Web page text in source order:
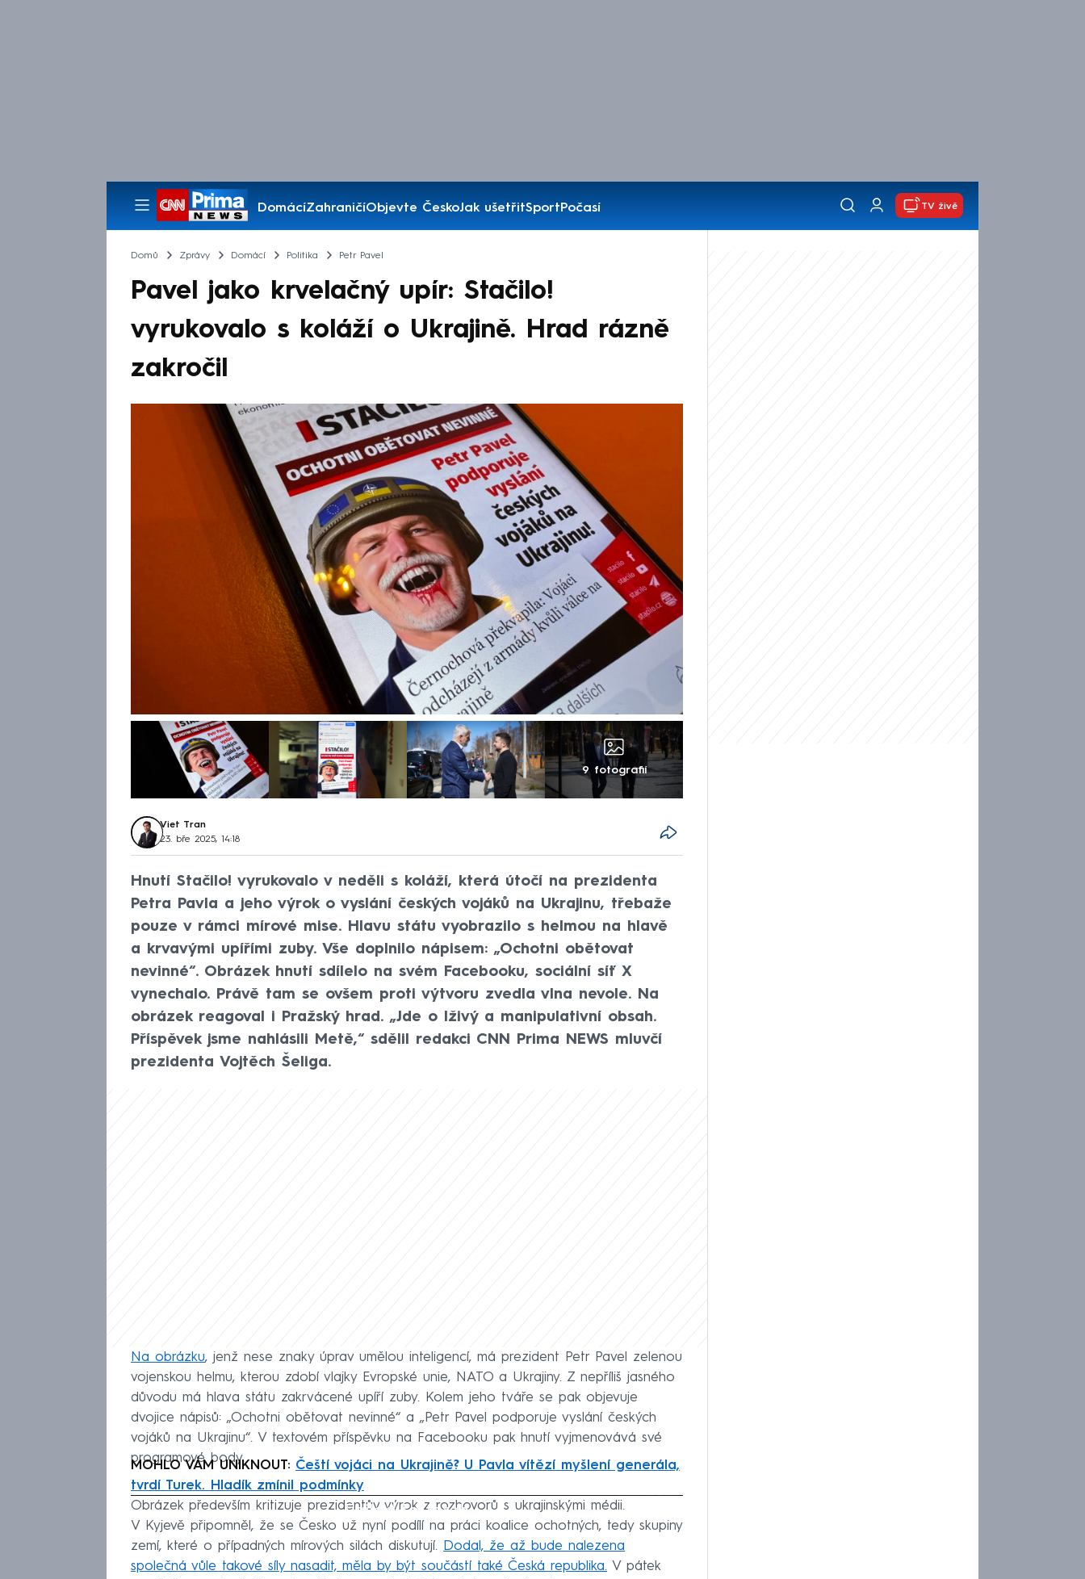
DomácíZahraničíObjevte ČeskoJak ušetřitSportPočasí
Pořady
TV živě
Domů Zprávy Domácí Politika Petr Pavel
Pavel jako krvelačný upír: Stačilo!
vyrukovalo s koláží o Ukrajině. Hrad rázně
zakročil
9 fotografií
Viet Tran
23. bře 2025, 14:18
Hnutí Stačilo! vyrukovalo v neděli s koláží, která útočí na prezidenta
Petra Pavla a jeho výrok o vyslání českých vojáků na Ukrajinu, třebaže
pouze v rámci mírové mise. Hlavu státu vyobrazilo s helmou na hlavě
a krvavými upířími zuby. Vše doplnilo nápisem: „Ochotni obětovat
nevinné“. Obrázek hnutí sdílelo na svém Facebooku, sociální síť X
vynechalo. Právě tam se ovšem proti výtvoru zvedla vlna nevole. Na
obrázek reagoval i Pražský hrad. „Jde o lživý a manipulativní obsah.
Příspěvek jsme nahlásili Metě,“ sdělil redakci CNN Prima NEWS mluvčí
prezidenta Vojtěch Šeliga.
Na obrázku, jenž nese znaky úprav umělou inteligencí, má prezident Petr Pavel zelenou
vojenskou helmu, kterou zdobí vlajky Evropské unie, NATO a Ukrajiny. Z nepříliš jasného
důvodu má hlava státu zakrvácené upíří zuby. Kolem jeho tváře se pak objevuje
dvojice nápisů: „Ochotni obětovat nevinné“ a „Petr Pavel podporuje vyslání českých
vojáků na Ukrajinu“. V textovém příspěvku na Facebooku pak hnutí vyjmenovává své
programové body.
MOHLO VÁM UNIKNOUT: Čeští vojáci na Ukrajině? U Pavla vítězí myšlení generála,
tvrdí Turek. Hladík zmínil podmínky
Failed to fetch
Obrázek především kritizuje prezidentův výrok z rozhovorů s ukrajinskými médii.
V Kyjevě připomněl, že se Česko už nyní podílí na práci koalice ochotných, tedy skupiny
zemí, které o případných mírových silách diskutují. Dodal, že až bude nalezena
společná vůle takové síly nasadit, měla by být součástí také Česká republika. V pátek